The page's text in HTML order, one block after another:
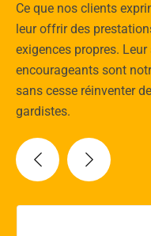
Ce que nos clients
leur offrir des
exigences propres.
encourageants sont
sans cesse réinventer
gardistes.